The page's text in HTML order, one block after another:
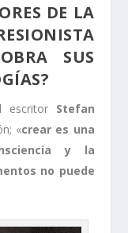
DE LA
SUS
escritor Stefan
«crear es una
y la
no puede